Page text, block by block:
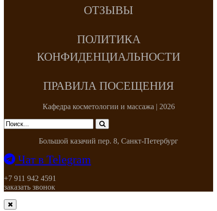
ОТЗЫВЫ
ПОЛИТИКА
КОНФИДЕНЦИАЛЬНОСТИ
ПРАВИЛА ПОСЕЩЕНИЯ
Кафедра косметологии и массажа | 2026
Большой казачий пер. 8, Санкт-Петербург
Чат в Telegram
+7 911 942 4591
заказать звонок